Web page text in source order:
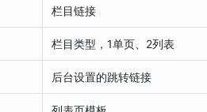
栏目链接
栏目类型，1单页、2列表
后台设置的跳转链接